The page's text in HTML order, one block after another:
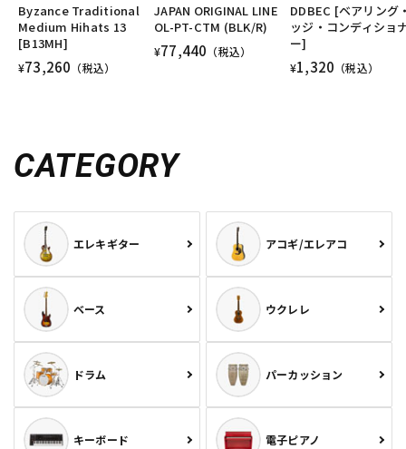
Byzance Traditional
Medium Hihats 13
[B13MH]
¥73,260 （税込）
JAPAN ORIGINAL LINE
OL-PT-CTM (BLK/R)
¥77,440 （税込）
DDBEC [ベアリング
ッジ・コンディショ
ー]
¥1,320 （税込）
CATEGORY
エレキギター アコギ/エレアコ
ベース ウクレレ
ドラム パーカッション
キーボード 電子ピアノ